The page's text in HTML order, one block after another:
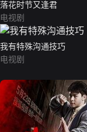
落花时节又逢君
电视剧
我有特殊沟通技巧
电视剧